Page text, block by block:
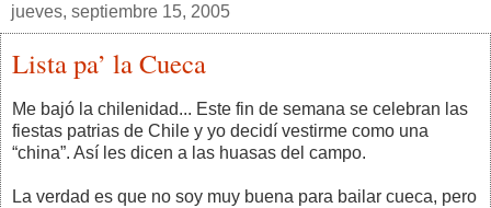
jueves, septiembre 15, 2005
Lista pa’ la Cueca
Me bajó la chilenidad... Este fin de semana se celebran las
fiestas patrias de Chile y yo decidí vestirme como una
“china”. Así les dicen a las huasas del campo.
La verdad es que no soy muy buena para bailar cueca, pero